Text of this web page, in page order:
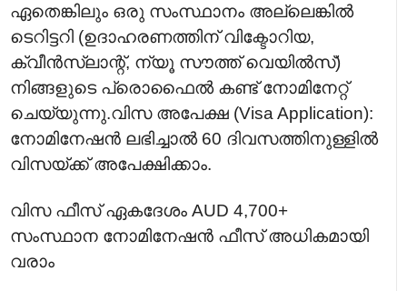
ഏതെങ്കിലും ഒരു സംസ്ഥാനം അല്ലെങ്കിൽ
ടെറിട്ടറി (ഉദാഹരണത്തിന് വിക്ടോറിയ,
ക്വീൻസ്‌ലാന്റ്, ന്യൂ സൗത്ത് വെയിൽസ്)
നിങ്ങളുടെ പ്രൊഫൈൽ കണ്ട് നോമിനേറ്റ്
ചെയ്യുന്നു.വിസ അപേക്ഷ (Visa Application):
നോമിനേഷൻ ലഭിച്ചാൽ 60 ദിവസത്തിനുള്ളിൽ
വിസയ്ക്ക് അപേക്ഷിക്കാം.
വിസ ഫീസ് ഏകദേശം AUD 4,700+
സംസ്ഥാന നോമിനേഷൻ ഫീസ് അധികമായി
വരാം